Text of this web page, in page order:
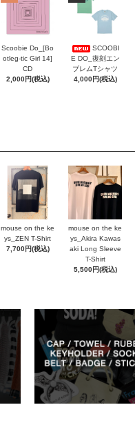
Scoobie Do_[Bo
otleg-tic Girl 14]
CD
2,000円(税込)
SCOOBI
E DO_復刻エン
ブレムTシャツ
4,000円(税込)
mouse on the ke
ys_ZEN T-Shirt
7,700円(税込)
mouse on the ke
ys_Akira Kawas
aki Long Sleeve
T-Shirt
5,500円(税込)